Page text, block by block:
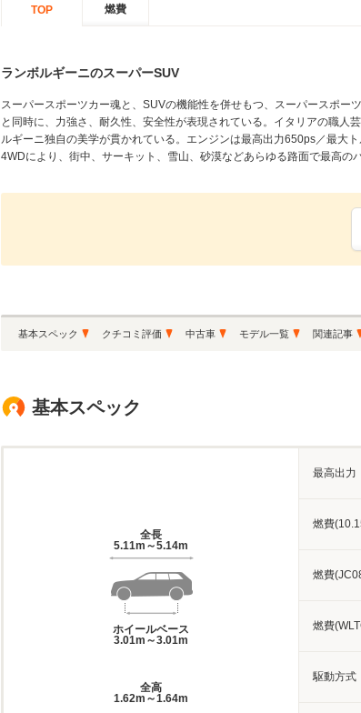
TOP 燃費
ランボルギーニのスーパーSUV
スーパースポーツカー魂と、SUVの機能性を併せもつ、スーパースポ
と同時に、力強さ、耐久性、安全性が表現されている。イタリアの職
ルギーニ独自の美学が貫かれている。エンジンは最高出力650ps／最大
4WDにより、街中、サーキット、雪山、砂漠などあらゆる路面で最高の
基本スペック クチコミ評価 中古車 モデル一覧 関連記事
基本スペック
全長
5.11m～5.14m
ホイールベース
3.01m～3.01m
全高
1.62m～1.64m
最高出力
燃費
燃費
燃費
駆動方式